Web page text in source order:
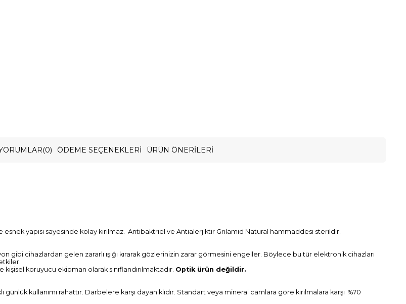
(0) ÖDEME SEÇENEKLERI ÜRÜN ÖNERILERI
yapısı sayesinde kolay kırılmaz. Antibaktriel ve Antialerjiktir Grilamid Natural hammaddesi sterildir.
gibi cihazlardan gelen zararlı ışığı kırarak gözlerinizin zarar görmesini engeller. Böylece bu tür elektronik cihazları
koruyucu ekipman olarak sınıflandırılmaktadır. Optik ürün değildir.
kullanımı rahattır. Darbelere karşı dayanıklıdır. Standart veya mineral camlara göre kırılmalara karşı %70